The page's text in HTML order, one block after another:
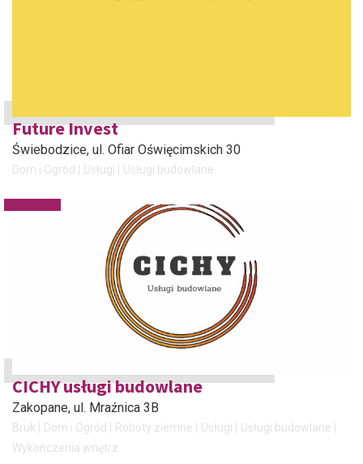
Future Invest
Świebodzice, ul. Ofiar Oświęcimskich 30
Dom i Ogród Usługi Usługi budowlane
CICHY usługi budowlane
Zakopane, ul. Mraźnica 3B
Bruk Dom i Ogród Roboty ziemne Usługi
Usługi budowlane
Wykończenia wnętrz